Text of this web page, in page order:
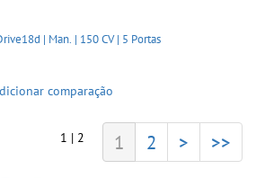
| Man. | 150 CV | 5 Portas
comparação
1 | 2 1 2 > >>